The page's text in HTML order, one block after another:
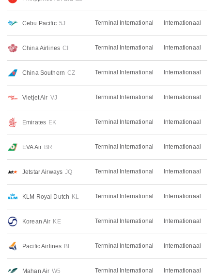
Cebu Pacific 5J Terminal International Internationaal
China Airlines CI Terminal International Internationaal
China Southern CZ Terminal International Internationaal
Vietjet Air VJ Terminal International Internationaal
Emirates EK Terminal International Internationaal
EVA Air BR Terminal International Internationaal
Jetstar Airways JQ Terminal International Internationaal
KLM Royal Dutch KL Terminal International Internationaal
Korean Air KE Terminal International Internationaal
Pacific Airlines BL Terminal International Internationaal
Mahan Air W5 Terminal International Internationaal